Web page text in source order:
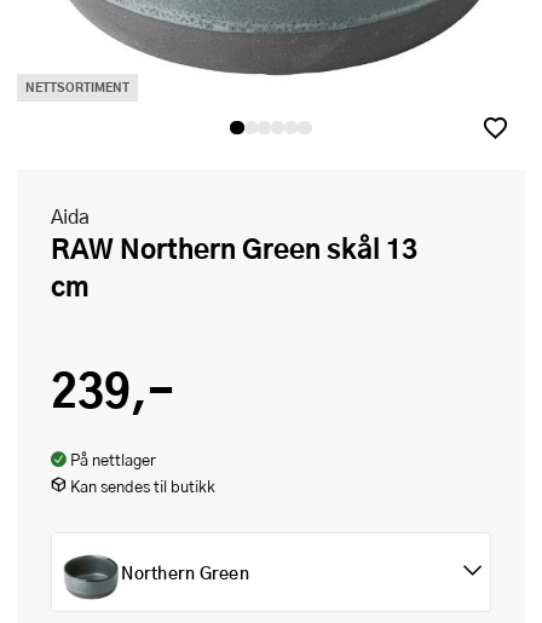
NETTSORTIMENT
Aida
RAW Northern Green skål 13
cm
239,-
På nettlager
Kan sendes til butikk
Northern Green